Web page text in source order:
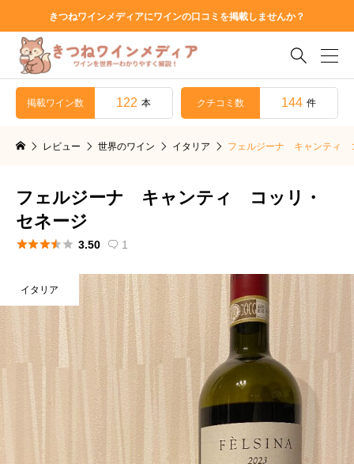
きつねワインメディアにワインの口コミを掲載しませんか？

掲載ワイン数 122 本 クチコミ数 144 件
レビュー 世界のワイン イタリア フェルジーナ キャンティ
フェルジーナ キャンティ コッリ・
セネージ
 3.50  1
イタリア